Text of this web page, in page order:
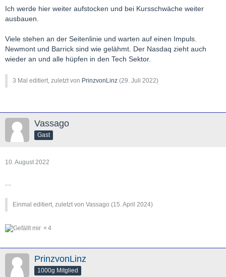
Ich werde hier weiter aufstocken und bei Kursschwäche weiter
ausbauen.
Viele stehen an der Seitenlinie und warten auf einen Impuls.
Newmont und Barrick sind wie gelähmt. Der Nasdaq zieht auch
wieder an und alle hüpfen in den Tech Sektor.
3 Mal editiert, zuletzt von PrinzvonLinz (29. Juli 2022)
Vassago
Gast
10. August 2022
Einmal editiert, zuletzt von Vassago (15. April 2024)
4
PrinzvonLinz
1000g Mitglied